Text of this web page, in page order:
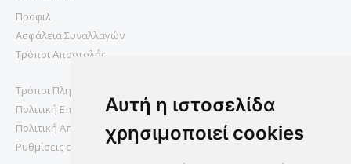
Αυτή η ιστοσελίδα
χρησιμοποιεί cookies
Προφιλ
Ασφάλεια Συναλλαγών
Τρόποι Αποστολής
Τρόποι Πληρωμής
Πολιτική Επιστροφών
Πολιτική Απορρήτου
Ρυθμίσεις cookies